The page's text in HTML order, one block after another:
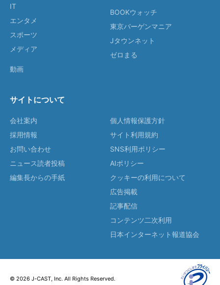
IT
エンタメ
スポーツ
メディア
動画
BOOKウォッチ
東京バーゲンマニア
Jタウンネット
ゼロまる
サイトについて
会社案内
採用情報
お問い合わせ
ニュース読者投稿
編集長からの手紙
個人情報保護方針
サイト利用規約
SNS利用ポリシー
AIポリシー
クッキーの利用について
広告掲載
記事配信
コンテンツ二次利用
日本インターネット報道協会
© 2026 J-CAST, Inc. All Rights Reserved.